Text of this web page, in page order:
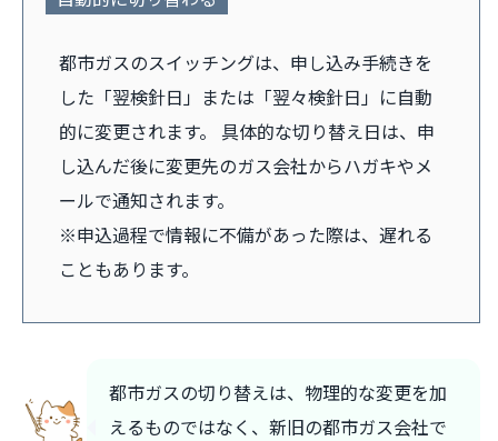
都市ガスのスイッチングは、申し込み手続きを
した「翌検針日」または「翌々検針日」に自動
的に変更されます。 具体的な切り替え日は、申
し込んだ後に変更先のガス会社からハガキやメ
ールで通知されます。
※申込過程で情報に不備があった際は、遅れる
こともあります。
都市ガスの切り替えは、物理的な変更を加
えるものではなく、新旧の都市ガス会社で